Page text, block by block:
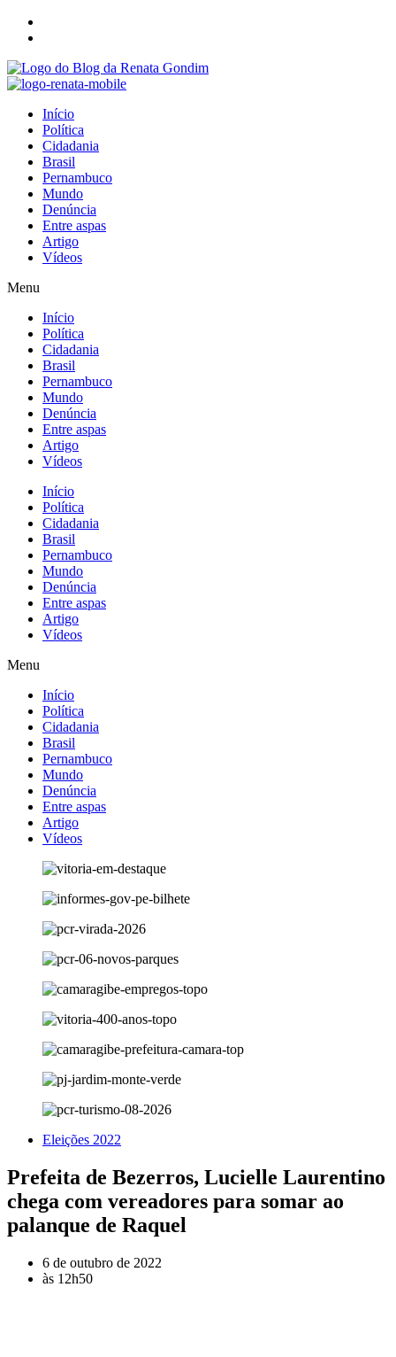
Início
Política
Cidadania
Brasil
Pernambuco
Mundo
Denúncia
Entre aspas
Artigo
Vídeos
Menu
Início
Política
Cidadania
Brasil
Pernambuco
Mundo
Denúncia
Entre aspas
Artigo
Vídeos
Início
Política
Cidadania
Brasil
Pernambuco
Mundo
Denúncia
Entre aspas
Artigo
Vídeos
Menu
Início
Política
Cidadania
Brasil
Pernambuco
Mundo
Denúncia
Entre aspas
Artigo
Vídeos
Eleições 2022
Prefeita de Bezerros, Lucielle Laurentino
chega com vereadores para somar ao
palanque de Raquel
6 de outubro de 2022
às 12h50